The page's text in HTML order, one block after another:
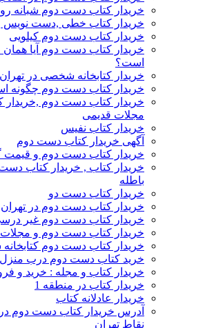
خریدار کتاب دست دوم شبانه
خریدار کتاب خطی ,دست نویس
خریدار کتاب دست دوم کیلویی
خریدار کتاب دست دوم آیا همان
است؟
خریدار کتابخانه شخصی در
خریدار کتاب دست دوم چگونه
خریدار کتاب دست دوم ,خریدار
مجلات قدیمی
خریدار کتاب نفیس
آگهی خریدار کتاب دست دوم
خریدار کتاب دست دوم و قیمت
خریدار کتاب , خریدار کتاب
باطله
خریدار کتاب دست دو
خریدار کتاب دست دوم در تهران
خریدار کتاب دست دوم غیر
خریدار کتاب دست دوم و
خریدار کتاب دست دوم
خرید کتاب دست دوم درب منزل
خریدار کتاب و مجله : خرید و
خریدار کتاب در منطقه 1
خریدار عادلانه کتاب
آدرس خریدار کتاب دست دوم در
نقاط تهران